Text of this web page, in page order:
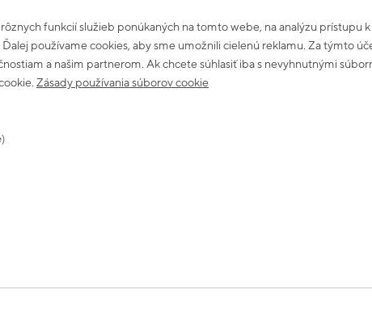
k
vekom
že
a
čím
Nutričné hodnoty
Energetická hodnota
Tuky
funkcií služieb ponúkaných na tomto webe, na analýzu prístupu
používame cookies, aby sme umožnili cielenú reklamu. Za týmto
a našim partnerom. Ak chcete súhlasiť iba s nevyhnutnými
Zásady používania súborov cookie